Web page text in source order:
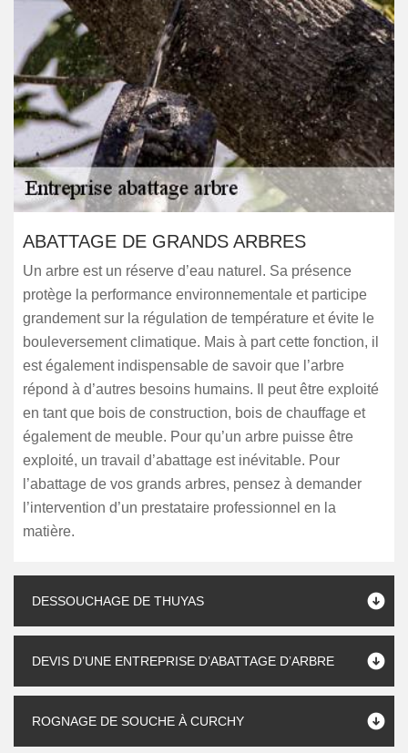
ABATTAGE DE GRANDS ARBRES
Un arbre est un réserve d’eau naturel. Sa présence
protège la performance environnementale et participe
grandement sur la régulation de température et évite le
bouleversement climatique. Mais à part cette fonction, il
est également indispensable de savoir que l’arbre
répond à d’autres besoins humains. Il peut être exploité
en tant que bois de construction, bois de chauffage et
également de meuble. Pour qu’un arbre puisse être
exploité, un travail d’abattage est inévitable. Pour
l’abattage de vos grands arbres, pensez à demander
l’intervention d’un prestataire professionnel en la
matière.
DESSOUCHAGE DE THUYAS
DEVIS D’UNE ENTREPRISE D’ABATTAGE D’ARBRE
ROGNAGE DE SOUCHE À CURCHY